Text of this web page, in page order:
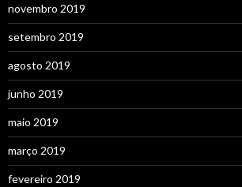
novembro 2019
setembro 2019
agosto 2019
junho 2019
maio 2019
março 2019
fevereiro 2019